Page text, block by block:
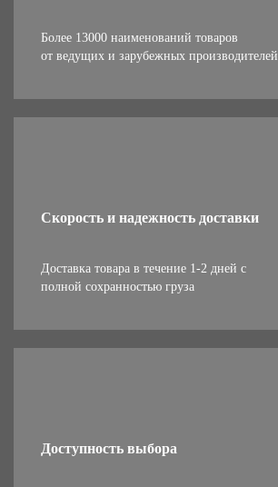
Более 13000 наименований товаров
от ведущих и зарубежных производителей
Скорость и надежность доставки
Доставка товара в течение 1-2 дней с
полной сохранностью груза
Доступность выбора